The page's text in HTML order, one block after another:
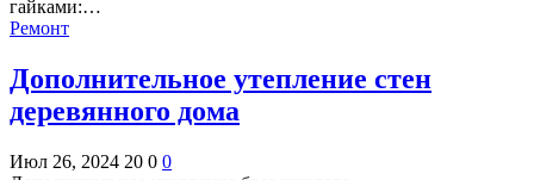
гайками:…
Ремонт
Дополнительное утепление стен
деревянного дома
Июл 26, 2024 20 0 0